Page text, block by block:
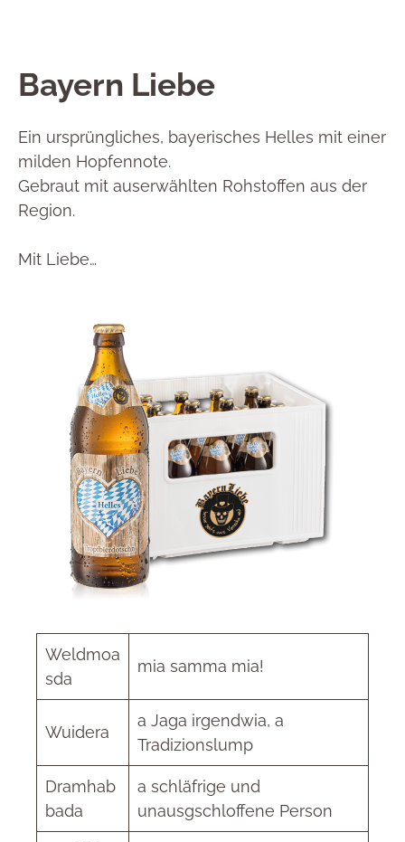
Bayern Liebe
Ein ursprüngliches, bayerisches Helles mit einer
milden Hopfennote.
Gebraut mit auserwählten Rohstoffen aus der
Region.
Mit Liebe…
Weldmoa
sda
mia samma mia!
Wuidera
a Jaga irgendwia, a
Tradizionslump
Dramhab
bada
a schläfrige und
unausgschloffene Person